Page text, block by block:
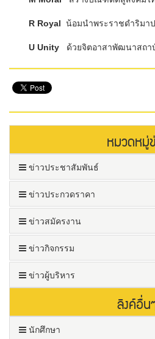
R Royal น้อมนำพระราชดำริมา
U Unity ด้วยจิตอาสาพัฒนาสถา
หมวดหมู่
ข่าวประชาสัมพันธ์
ข่าวประกวดราคา
ข่าวสมัครงาน
ข่าวกิจกรรม
ข่าวผู้บริหาร
ลิงค์อื่น
นักศึกษา